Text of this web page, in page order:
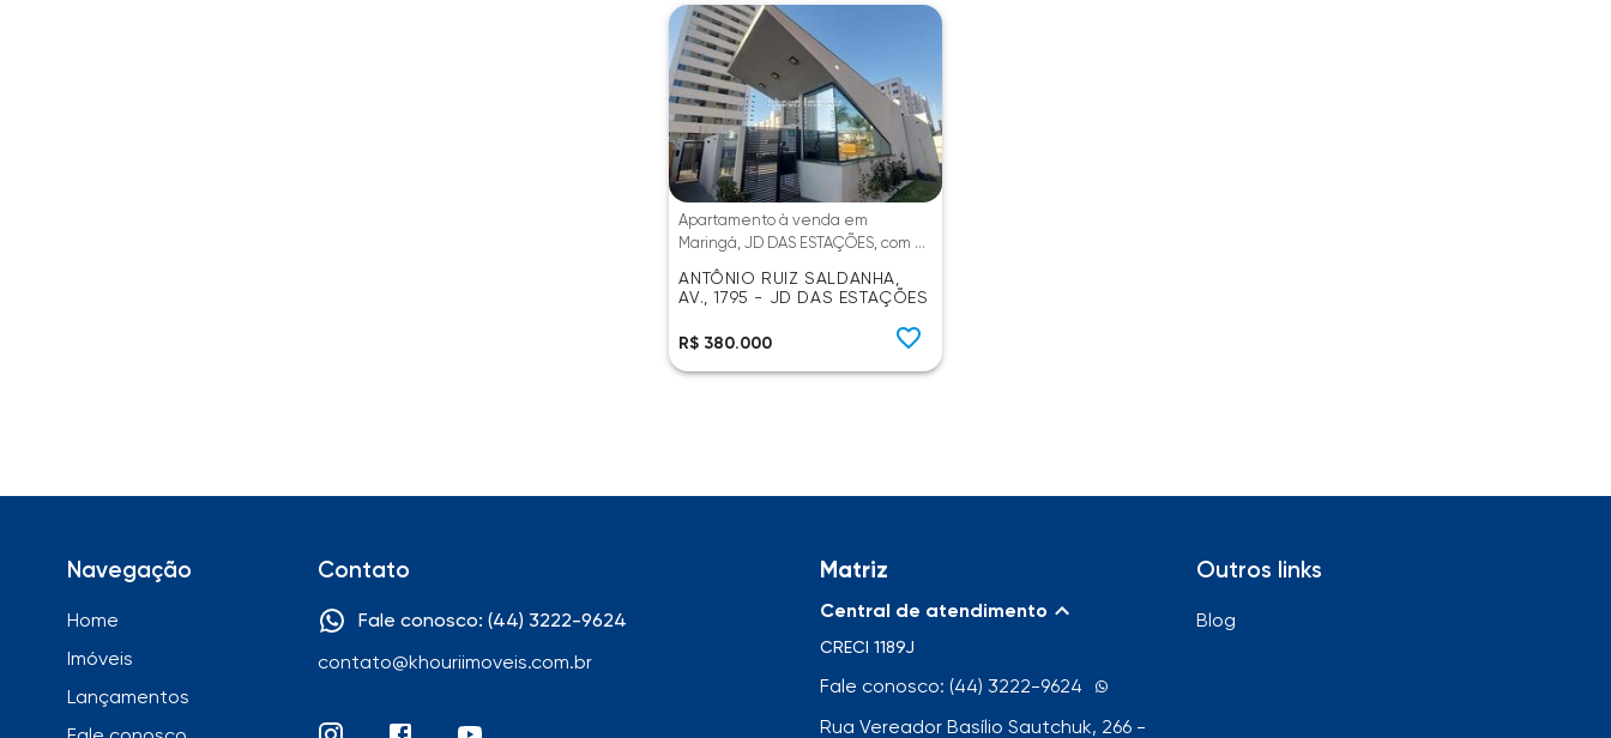
Apartamento à venda em
Maringá, JD DAS ESTAÇÕES, com 2
quartos, com 52.47 m²
ANTÔNIO RUIZ SALDANHA,
AV., 1795 - JD DAS ESTAÇÕES
R$ 380.000
Navegação
Home
Imóveis
Lançamentos
Contato
Fale conosco: (44) 3222-9624
contato@khouriimoveis.com.br
Matriz
Central de atendimento
CRECI 1189J
Fale conosco: (44) 3222-9624
Rua Vereador Basílio Sautchuk, 266 -
Outros links
Blog